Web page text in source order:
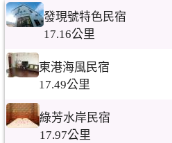
發現號特色民宿
17.16公里
東港海風民宿
17.49公里
綠芳水岸民宿
17.97公里